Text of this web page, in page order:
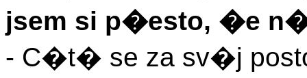
jsem si p�esto, �e
- C�t� se za sv�j